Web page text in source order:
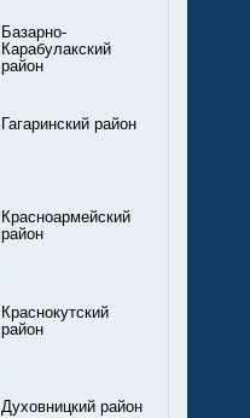
Базарно-
Карабулакский
район
Гагаринский район
Красноармейский
район
Краснокутский
район
Духовницкий район